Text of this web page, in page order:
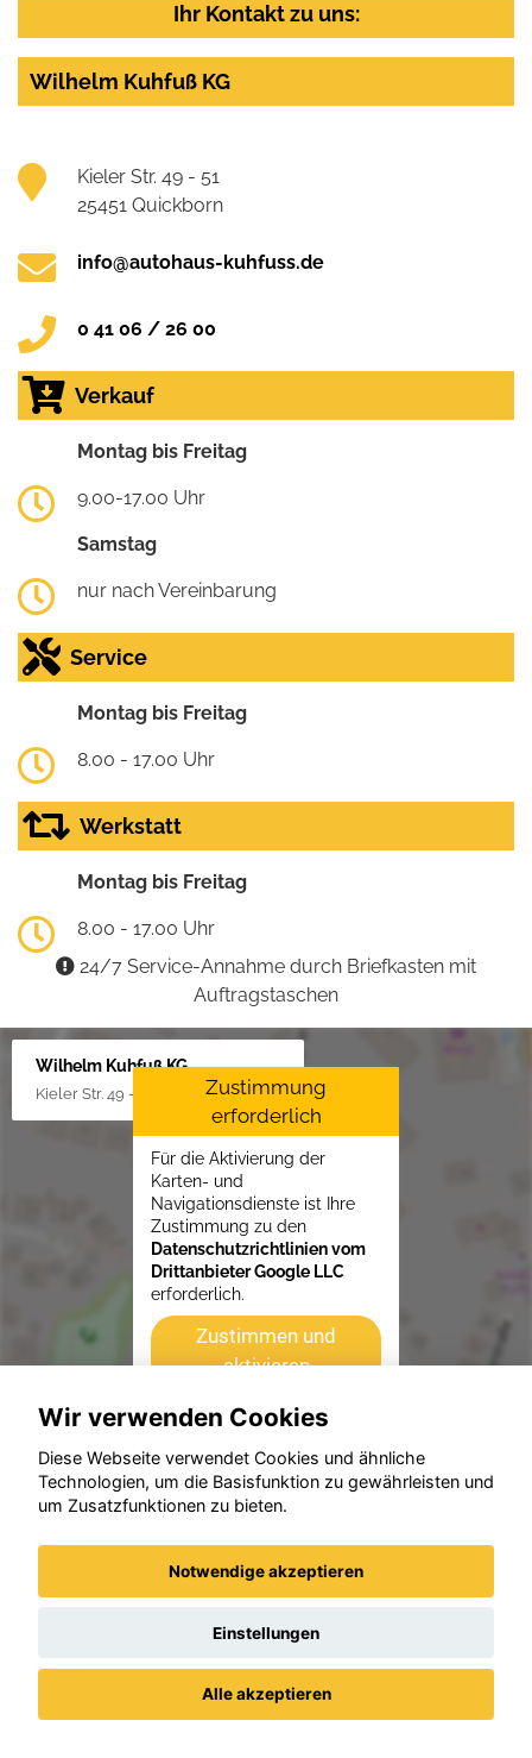
Ihr Kontakt zu uns:
Wilhelm Kuhfuß KG
Kieler Str. 49 - 51
25451 Quickborn
info@autohaus-kuhfuss.de
0 41 06 / 26 00
Verkauf
Montag bis Freitag
9.00-17.00 Uhr
Samstag
nur nach Vereinbarung
Service
Montag bis Freitag
8.00 - 17.00 Uhr
Werkstatt
Montag bis Freitag
8.00 - 17.00 Uhr
24/7 Service-Annahme durch Briefkasten mit
Auftragstaschen
Wilhelm Kuhfuß KG
Kieler Str. 49 - 51, 25451 Quickborn
Zustimmung
erforderlich
Für die Aktivierung der
Karten- und
Navigationsdienste ist Ihre
Zustimmung zu den
Datenschutzrichtlinien vom
Drittanbieter Google LLC
erforderlich.
Zustimmen und
aktivieren
Wir verwenden Cookies
Diese Webseite verwendet Cookies und ähnliche
Technologien, um die Basisfunktion zu gewährleisten und
um Zusatzfunktionen zu bieten.
Notwendige akzeptieren
Einstellungen
Alle akzeptieren